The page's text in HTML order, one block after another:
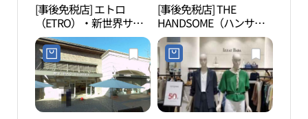
[事後免税店] エトロ
（ETRO）・新世界サイ
モンプレミアムアウトレ
ットプサン（釜山）店
(에트로 신세계사이먼프
리미엄아울렛 부산점)
[事後免税店] THE
HANDSOME（ハンサ
ム）SYSTEM（システ
ム）オム・新世界サイモ
ンプレミアムアウトレッ
トプサン（釜山）店(시
스템옴므 신세계사이먼
프리미엄아울렛 부산점)